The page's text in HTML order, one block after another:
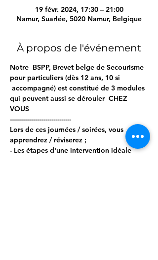
19 févr. 2024, 17:30 – 21:00
Namur, Suarlée, 5020 Namur, Belgique
À propos de l'événement
Notre  BSPP, Brevet belge de Secourisme
pour particuliers (dès 12 ans, 10 si
accompagné) est constitué de 3 modules
qui peuvent aussi se dérouler  CHEZ
VOUS
-------------------------------
Lors de ces journées / soirées, vous
apprendrez / réviserez ;
- Les étapes d'une intervention idéale